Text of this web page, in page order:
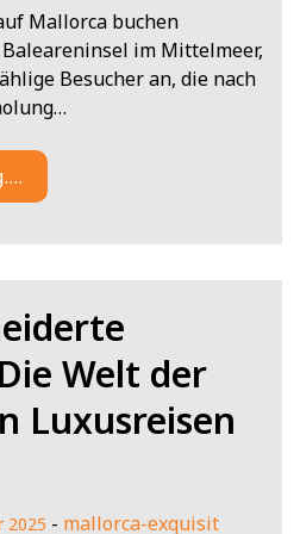
Mallorca buchen
im Mittelmeer,
Besucher an, die nach
Welt der
Luxusreisen
2025 - mallorca-exquisit